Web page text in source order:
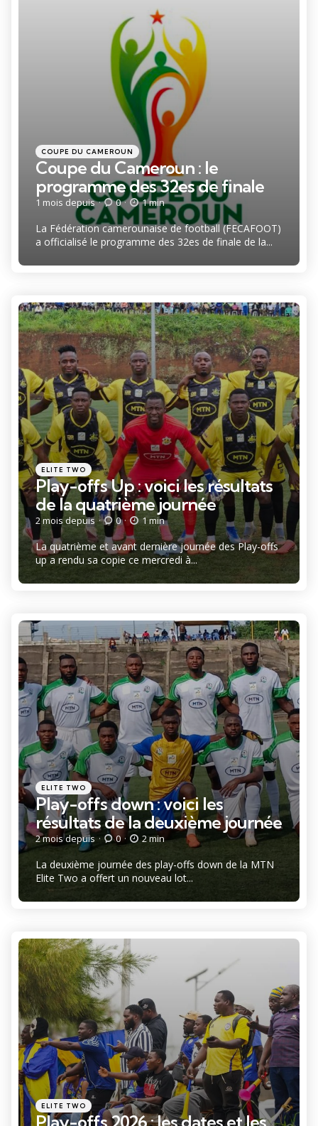
Catégories
Posté
dans
COUPE DU CAMEROUN
Coupe du Cameroun : le
programme des 32es de finale
1 mois depuis 0 1 min
La Fédération camerounaise de football (FECAFOOT)
a officialisé le programme des 32es de finale de la...
Catégories
Posté
dans
ELITE TWO
Play-offs Up : voici les résultats
de la quatrième journée
2 mois depuis 0 1 min
La quatrième et avant dernière journée des Play-offs
up a rendu sa copie ce mercredi à...
Catégories
Posté
dans
ELITE TWO
Play-offs down : voici les
résultats de la deuxième journée
2 mois depuis 0 2 min
La deuxième journée des play-offs down de la MTN
Elite Two a offert un nouveau lot...
Catégories
Posté
dans
ELITE TWO